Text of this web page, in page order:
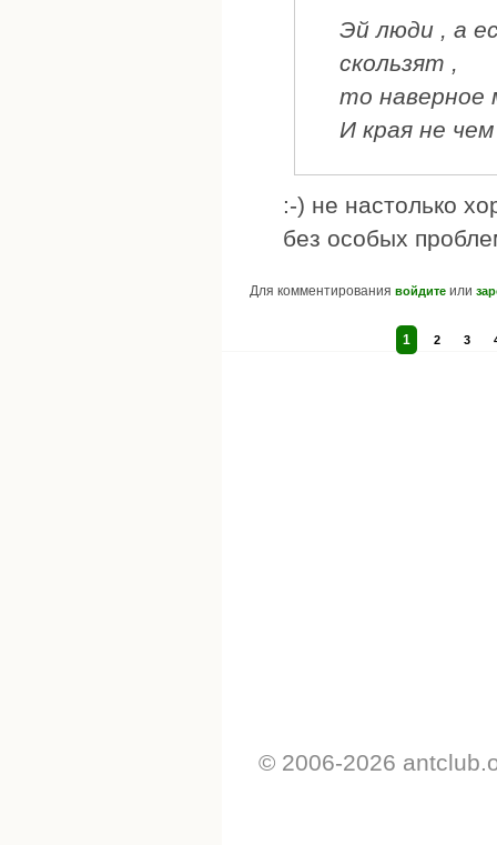
Эй люди , а
скользят ,
то наверное
И края не
:-) не настолько
без особых
Для комментирования войдите или
1 2 3
© 2006-2026